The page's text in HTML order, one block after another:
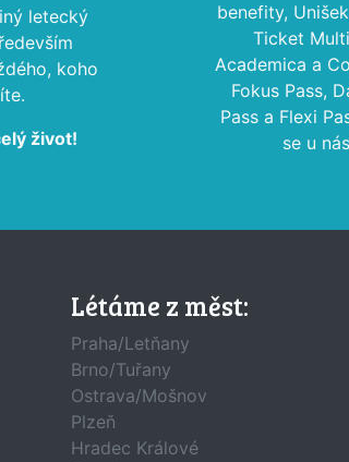
letecký
koho
život!
benefity,
Ticket
Academica a
Fokus Pass,
Pass a Flexi
se u
Létáme z měst:
Praha/Letňany
Brno/Tuřany
Ostrava/Mošnov
Plzeň
Hradec Králové